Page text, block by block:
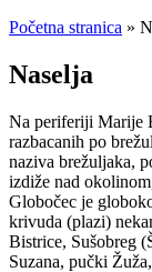
Početna stranica »
Naselja
Na periferiji Marije
razbacanih po
naziva brežuljaka,
izdiže nad
Globočec je
krivuda (plazi)
Bistrice, Sušobreg
Suzana, pučki